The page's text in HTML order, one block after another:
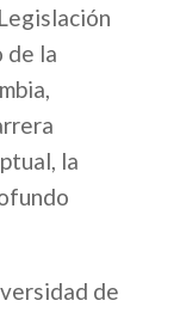
de la
la
de